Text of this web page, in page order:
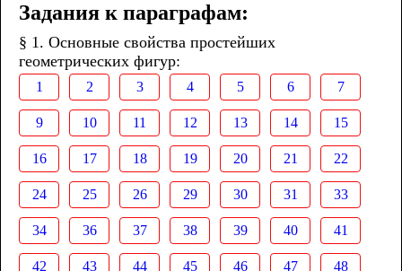
Задания к параграфам:
§ 1. Основные свойства простейших
геометрических фигур:
1 2 3 4 5 6 7
9 10 11 12 13 14 15
16 17 18 19 20 21 22
24 25 26 29 30 31 33
34 36 37 38 39 40 41
42 43 44 45 46 47 48